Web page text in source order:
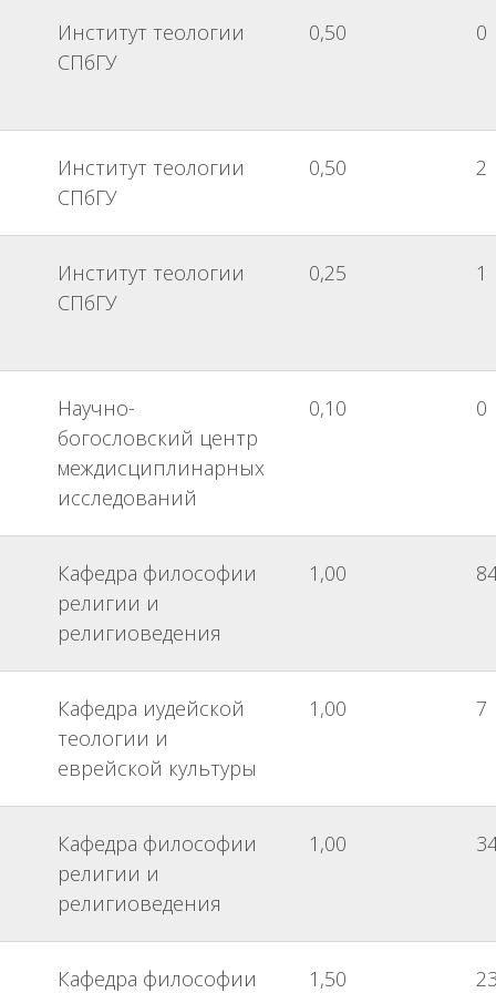
Институт теологии
СПбГУ
0,50 0
Институт теологии
СПбГУ
0,50 2
Институт теологии
СПбГУ
0,25 1
Научно-
богословский центр
междисциплинарных
исследований
0,10 0
Кафедра философии
религии и
религиоведения
1,00
Кафедра иудейской
теологии и
еврейской культуры
1,00 7
Кафедра философии
религии и
религиоведения
1,00
Кафедра философии 1,50 23